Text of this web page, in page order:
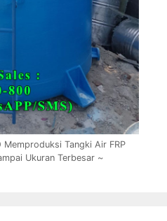
Memproduksi Tangki Air FRP
Ukuran Terbesar ~